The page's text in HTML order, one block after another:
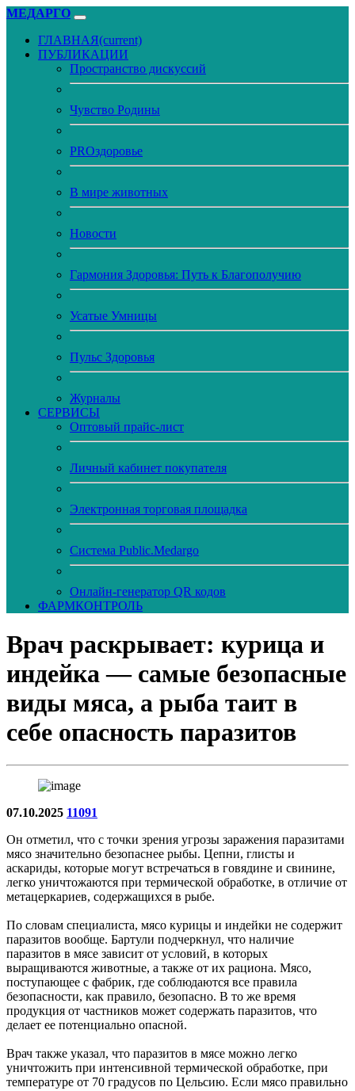
МЕДАРГО
ГЛАВНАЯ(current)
ПУБЛИКАЦИИ
Пространство дискуссий
Чувство Родины
PROздоровье
В мире животных
Новости
Гармония Здоровья: Путь к Благополучию
Усатые Умницы
Пульс Здоровья
Журналы
CЕРВИСЫ
Оптовый прайс-лист
Личный кабинет покупателя
Электронная торговая площадка
Система Public.Medargo
Онлайн-генератор QR кодов
ФАРМКОНТРОЛЬ
Врач раскрывает: курица и
индейка — самые безопасные
виды мяса, а рыба таит в
себе опасность паразитов
07.10.2025 11091
Он отметил, что с точки зрения угрозы заражения паразитами
мясо значительно безопаснее рыбы. Цепни, глисты и
аскариды, которые могут встречаться в говядине и свинине,
легко уничтожаются при термической обработке, в отличие от
метацеркариев, содержащихся в рыбе.
По словам специалиста, мясо курицы и индейки не содержит
паразитов вообще. Бартули подчеркнул, что наличие
паразитов в мясе зависит от условий, в которых
выращиваются животные, а также от их рациона. Мясо,
поступающее с фабрик, где соблюдаются все правила
безопасности, как правило, безопасно. В то же время
продукция от частников может содержать паразитов, что
делает ее потенциально опасной.
Врач также указал, что паразитов в мясе можно легко
уничтожить при интенсивной термической обработке, при
температуре от 70 градусов по Цельсию. Если мясо правильно